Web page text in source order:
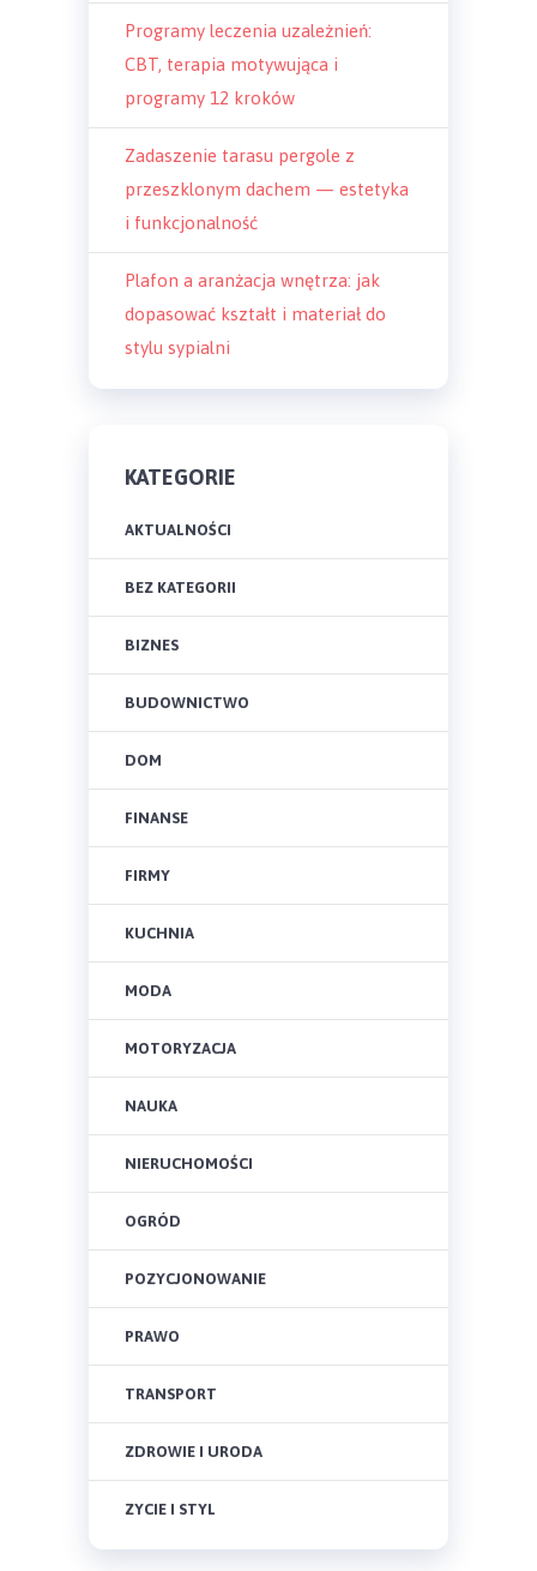
Programy leczenia uzależnień:
CBT, terapia motywująca i
programy 12 kroków
Zadaszenie tarasu pergole z
przeszklonym dachem — estetyka
i funkcjonalność
Plafon a aranżacja wnętrza: jak
dopasować kształt i materiał do
stylu sypialni
KATEGORIE
AKTUALNOŚCI
BEZ KATEGORII
BIZNES
BUDOWNICTWO
DOM
FINANSE
FIRMY
KUCHNIA
MODA
MOTORYZACJA
NAUKA
NIERUCHOMOŚCI
OGRÓD
POZYCJONOWANIE
PRAWO
TRANSPORT
ZDROWIE I URODA
ZYCIE I STYL